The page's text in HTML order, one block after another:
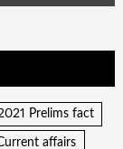
Prelims fact
affairs